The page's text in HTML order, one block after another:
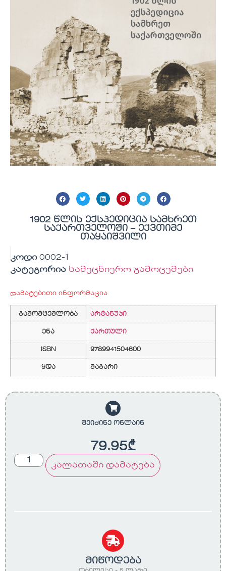
1902 წლის ექსპედიცია სამხრეთ
საქართველოში – ექვთიმე
თაყაიშვილი
კოდი 0002-1
კატეგორია სამეცნიერო გამოცემები
დამატებითი ინფორმაცია
გამომცემლობა არტანუჯი
ენა ქართული
ISBN 9789941504600
ყდა მაგარი
შეიძინე ონლაინ
79.95₾
კალათაში დამატება
მიწოდება